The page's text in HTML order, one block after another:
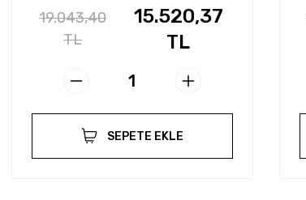
19.043,40
TL
15.520,37
TL
SEPETE EKLE